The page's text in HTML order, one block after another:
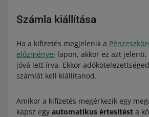
Számla kiállítása
Ha a kifizetés megjelenik a
előzményei lapon, akkor ez azt jelenti,
jóvá lett írva. Ekkor
számlát kell kiállítanod.
Amikor a kifizetés megérkezik egy
kapsz egy automatikus értesítést a